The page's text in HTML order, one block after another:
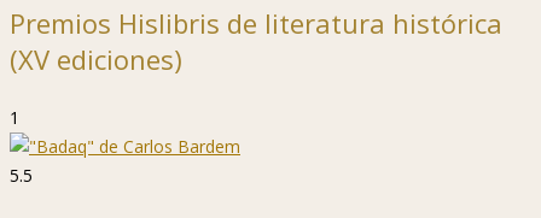
Premios Hislibris de literatura histórica
(XV ediciones)
1
5.5